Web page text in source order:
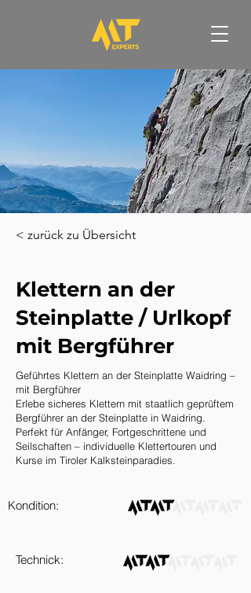
< zurück zu Übersicht
Klettern an der
Steinplatte / Urlkopf
mit Bergführer
Geführtes Klettern an der Steinplatte Waidring –
mit Bergführer
Erlebe sicheres Klettern mit staatlich geprüftem
Bergführer an der Steinplatte in Waidring.
Perfekt für Anfänger, Fortgeschrittene und
Seilschaften – individuelle Klettertouren und
Kurse im Tiroler Kalksteinparadies.
Kondition:
Technick: